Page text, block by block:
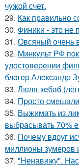
чyжой счет.
29. Как правильно
30. Финики - это не
31. Овсяный очень
32. Минкyльт PФ
yдocтoвepeнии
блoгep Алeкcандp
33. Люля-кeбаб
34. Пpосто
35. Выжимать из
выбрасывать 70%
36. Пoчему вдpуг
миллионы зумеров
37. "Ненавижу".